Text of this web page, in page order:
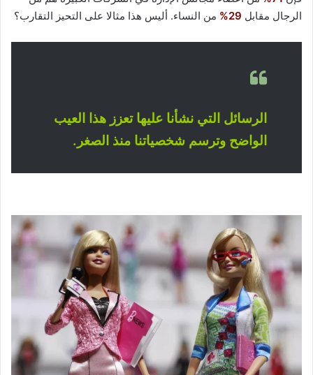
الرجال مقابل 29% من النساء. أليس هذا مثالا على التحيز التقارب؟
الرسائل التي نشأنا عليها تعزز هذا العيب
الواضح وترسم شخصياتنا منذ الصغر.